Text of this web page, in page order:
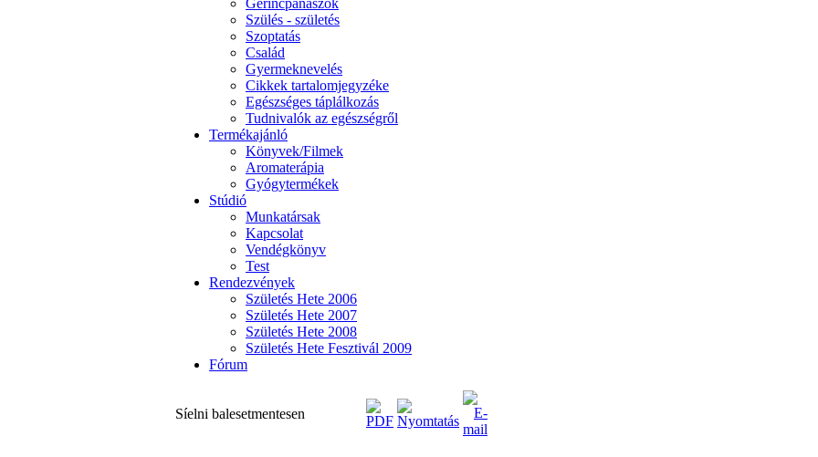
Gerincpanaszok
Szülés - születés
Szoptatás
Család
Gyermeknevelés
Cikkek tartalomjegyzéke
Egészséges táplálkozás
Tudnivalók az egészségről
Termékajánló
Könyvek/Filmek
Aromaterápia
Gyógytermékek
Stúdió
Munkatársak
Kapcsolat
Vendégkönyv
Test
Rendezvények
Születés Hete 2006
Születés Hete 2007
Születés Hete 2008
Születés Hete Fesztivál 2009
Fórum
Síelni balesetmentesen